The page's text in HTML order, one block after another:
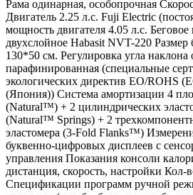
Рама одинарная, особопрочная
Двигатель 2.25 л.с. Fuji Electric
мощность двигателя 4.05 л.с.
двухслойное Habasit NVT-220 Размер
130*50 см. Регулировка угла наклона
парафинированная (специальные
экологических директив EO/ROHS
(Япония)) Система амортизации 4
(Natural™) + 2 цилиндрических
(Natural™ Springs) + 2
эластомера (3-Fold Flanks™)
буквенно-цифровых дисплеев с
управления Показания консоли
дистанция, скорость, настройки Кол-
Спецификации программ ручной